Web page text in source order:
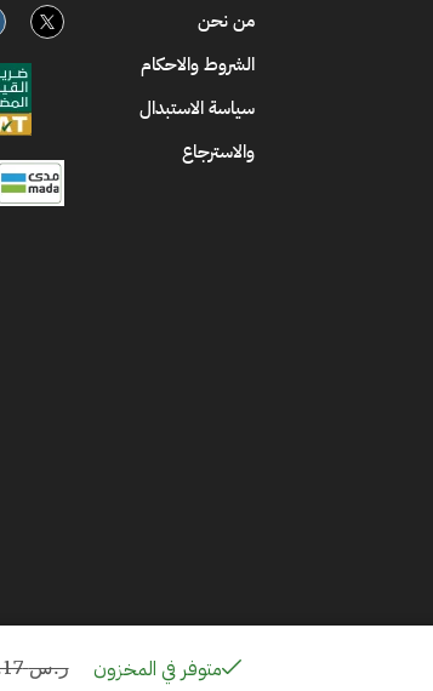
ر.س91.17 متوفر في المخزون
من نحن
الشروط والاحكام
سياسة الاستبدال
والاسترجاع